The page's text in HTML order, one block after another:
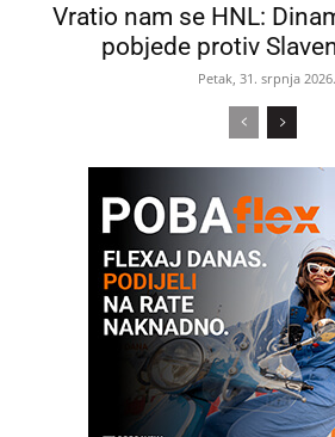
Vratio nam se HNL:
pobjede protiv
Petak, 31. srpnja 2026.